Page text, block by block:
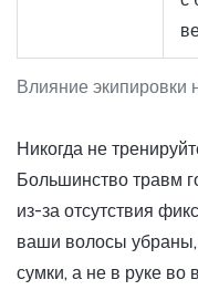
Влияние экипировки
Никогда не
Большинство травм
из-за отсутствия
ваши волосы
сумки, а не в руке во